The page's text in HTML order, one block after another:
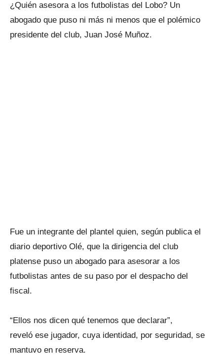
¿Quién asesora a los futbolistas del Lobo? Un
abogado que puso ni más ni menos que el polémico
presidente del club, Juan José Muñoz.
Fue un integrante del plantel quien, según publica el
diario deportivo Olé, que la dirigencia del club
platense puso un abogado para asesorar a los
futbolistas antes de su paso por el despacho del
fiscal.
“Ellos nos dicen qué tenemos que declarar”,
reveló ese jugador, cuya identidad, por seguridad, se
mantuvo en reserva.